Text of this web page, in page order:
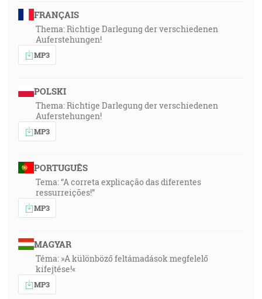
FRANÇAIS
Thema: Richtige Darlegung der verschiedenen
Auferstehungen!
MP3
POLSKI
Thema: Richtige Darlegung der verschiedenen
Auferstehungen!
MP3
PORTUGUÊS
Tema: “A correta explicação das diferentes
ressurreições!”
MP3
MAGYAR
Téma: »A különböző feltámadások megfelelő
kifejtése!«
MP3